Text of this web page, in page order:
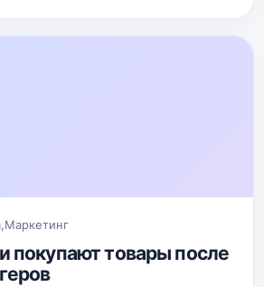
,Маркетинг
покупают товары после